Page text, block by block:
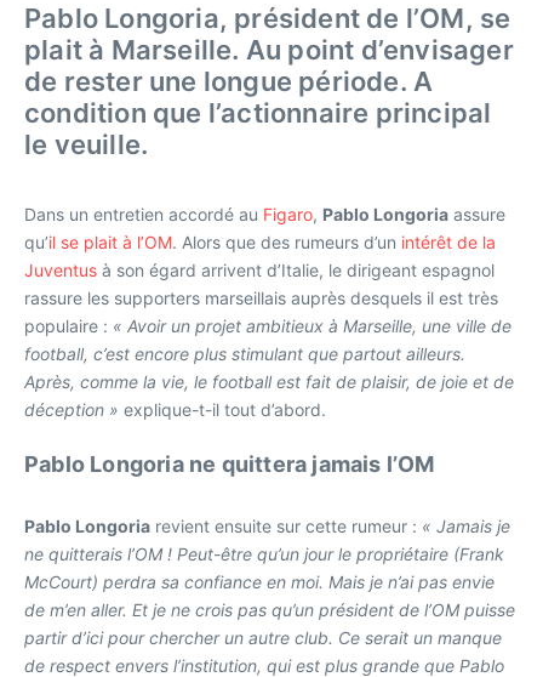
Pablo Longoria, président de l’OM, se
plait à Marseille. Au point d’envisager
de rester une longue période. A
condition que l’actionnaire principal
le veuille.
Dans un entretien accordé au Figaro, Pablo Longoria assure
qu’il se plait à l’OM. Alors que des rumeurs d’un intérêt de la
Juventus à son égard arrivent d’Italie, le dirigeant espagnol
rassure les supporters marseillais auprès desquels il est très
populaire : « Avoir un projet ambitieux à Marseille, une ville de
football, c’est encore plus stimulant que partout ailleurs.
Après, comme la vie, le football est fait de plaisir, de joie et de
déception » explique-t-il tout d’abord.
Pablo Longoria ne quittera jamais l’OM
Pablo Longoria revient ensuite sur cette rumeur : « Jamais je
ne quitterais l’OM ! Peut-être qu’un jour le propriétaire (Frank
McCourt) perdra sa confiance en moi. Mais je n’ai pas envie
de m’en aller. Et je ne crois pas qu’un président de l’OM puisse
partir d’ici pour chercher un autre club. Ce serait un manque
de respect envers l’institution, qui est plus grande que Pablo